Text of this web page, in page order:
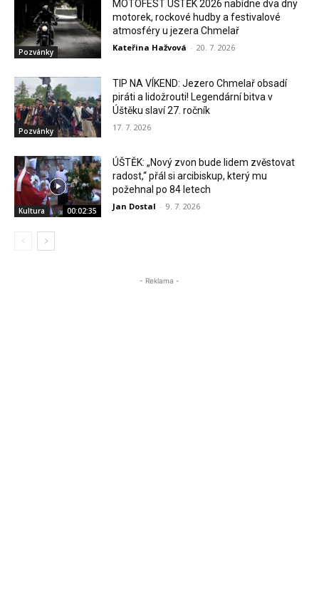
Pozvánky
MOTOFEST ÚŠTĚK 2026 nabídne dva dny
motorek, rockové hudby a festivalové
atmosféry u jezera Chmelař
Kateřina Hažvová - 20. 7. 2026
Pozvánky
TIP NA VÍKEND: Jezero Chmelař obsadí
piráti a lidožrouti! Legendární bitva v
Úštěku slaví 27. ročník
17. 7. 2026
Kultura 00:02:35
ÚŠTĚK: „Nový zvon bude lidem zvěstovat
radost,“ přál si arcibiskup, který mu
požehnal po 84 letech
Jan Dostal - 9. 7. 2026
- Reklama -